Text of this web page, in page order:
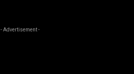
- Advertisement -